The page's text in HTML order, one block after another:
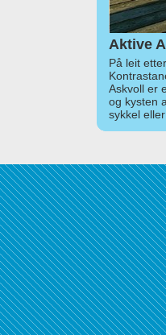
Aktive
På leit
Askvoll er
og kysten
sykkel